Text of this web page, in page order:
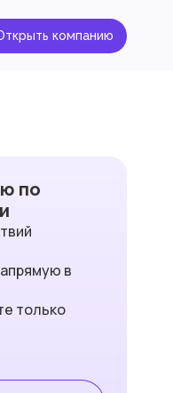
компанию
по
в
только